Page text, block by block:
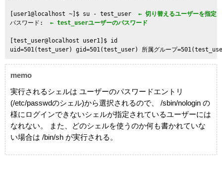
[user1@localhost ~]$ su - test_user
← 切り替えるユーザーを指定
パスワード:
← test_userユーザーのパスワード
[test_user@localhost user1]$ id
memo
実行されるシェルは ユーザーのパスワードエントリ
(/etc/passwdのシェル)から選択されるので、 /sbin/nologin の
様にログインできないシェルが指定されているユーザーには
なれない。 また、どのシェルを使うのか何も書かれていな
い場合は /bin/sh が実行される。